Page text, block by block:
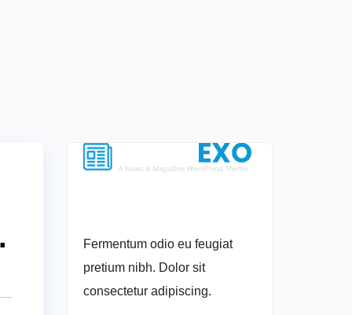
Fermentum odio eu feugiat
pretium nibh. Dolor sit
consectetur adipiscing.